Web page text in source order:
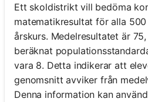
Ett skoldistrikt vill bedöma
matematikresultat för alla
årskurs. Medelresultatet är
beräknat
vara 8. Detta indikerar att
genomsnitt avviker från
Denna information kan